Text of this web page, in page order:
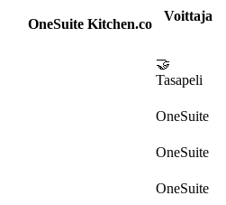
OneSuite Kitchen.co
Voittaja
🤝
Tasapeli
OneSuite
OneSuite
OneSuite